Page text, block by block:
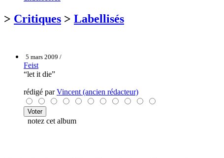
> Critiques > Labellisés
5 mars 2009 /
Feist
“let it die”
rédigé parVincent (ancien rédacteur)
notez cet album